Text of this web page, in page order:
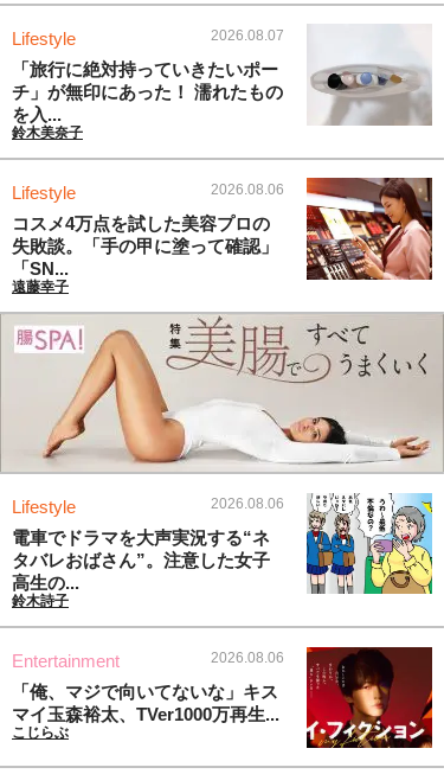
Lifestyle 2026.08.07
「旅行に絶対持っていきたいポー
チ」が無印にあった！ 濡れたもの
を入...
鈴木美奈子
Lifestyle 2026.08.06
コスメ4万点を試した美容プロの
失敗談。「手の甲に塗って確認」
「SN...
遠藤幸子
Lifestyle 2026.08.06
電車でドラマを大声実況する“ネ
タバレおばさん”。注意した女子
高生の...
鈴木詩子
Entertainment 2026.08.06
「俺、マジで向いてないな」キス
マイ玉森裕太、TVer1000万再生...
こじらぶ